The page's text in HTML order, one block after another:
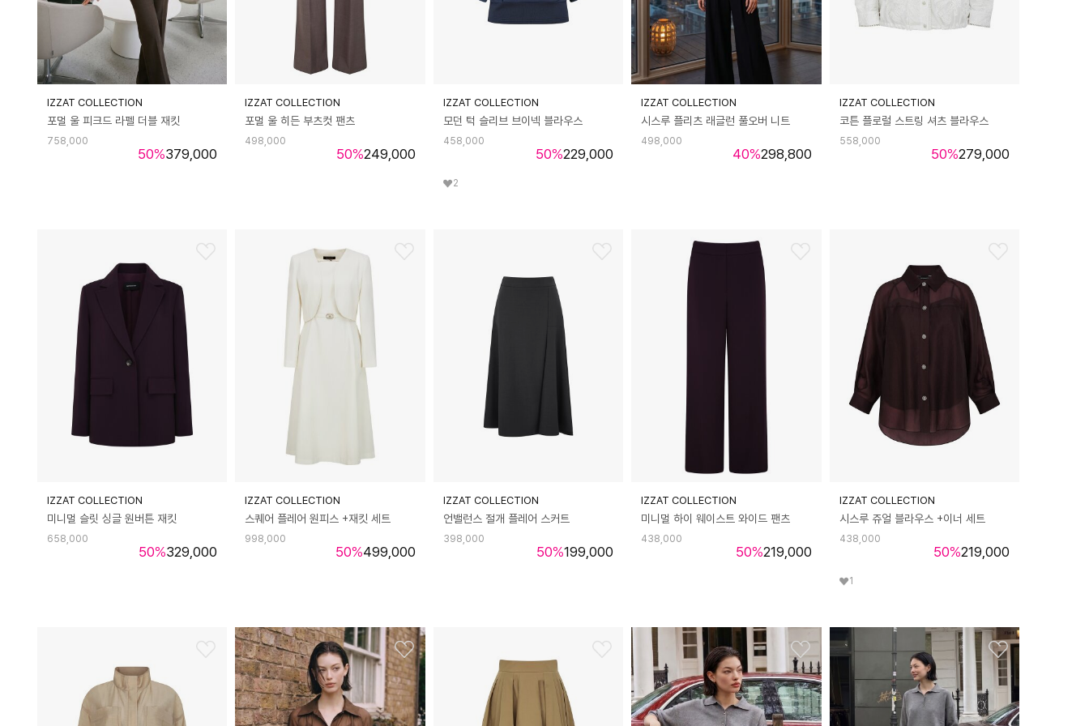
IZZAT COLLECTION
포멀 울 피크드 라펠 더블 재킷
50%
758,000
379,000
IZZAT COLLECTION
포멀 울 히든 부츠컷 팬츠
50%
498,000
249,000
IZZAT COLLECTION
모던 턱 슬리브 브이넥 블라우스
50%
458,000
229,000
2
IZZAT COLLECTION
시스루 플리츠 래글런 풀오버 니트
40%
498,000
298,800
IZZAT COLLECTION
코튼 플로럴 스트링 셔츠 블라우스
50%
558,000
279,000
IZZAT COLLECTION
미니멀 슬릿 싱글 원버튼 재킷
50%
658,000
329,000
IZZAT COLLECTION
스퀘어 플레어 원피스 +재킷 세트
50%
998,000
499,000
IZZAT COLLECTION
언밸런스 절개 플레어 스커트
50%
398,000
199,000
IZZAT COLLECTION
미니멀 하이 웨이스트 와이드 팬츠
50%
438,000
219,000
IZZAT COLLECTION
시스루 쥬얼 블라우스 +이너 세트
50%
438,000
219,000
1